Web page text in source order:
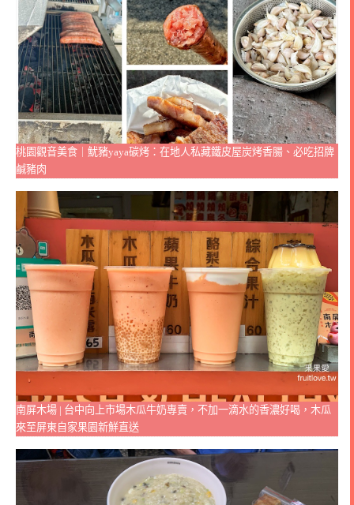
桃園觀音美食｜魷豬yaya碳烤：在地人私藏鐵皮屋炭烤香腸、必吃招牌
鹹豬肉
南屏木場 | 台中向上市場木瓜牛奶專賣，不加一滴水的香濃好喝，木瓜
來至屏東自家果園新鮮直送